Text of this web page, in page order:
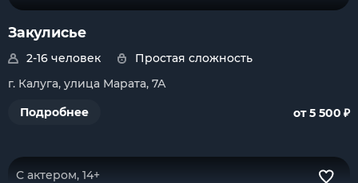
Закулисье
2-16 человек
Простая сложность
г. Калуга, улица Марата, 7А
Подробнее
от 5 500 ₽
С актером, 14+